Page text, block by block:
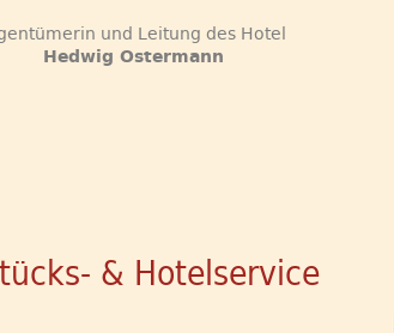
und Leitung des Hotel
Hedwig Ostermann
& Hotelservice